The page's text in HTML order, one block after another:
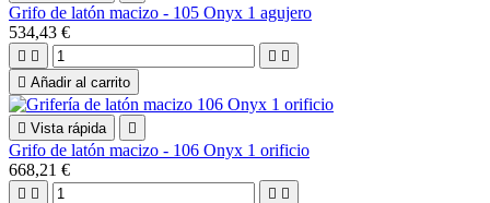
Grifo de latón macizo - 105 Onyx 1 agujero
534,43 €
   
 Añadir al carrito
 Vista rápida 
Grifo de latón macizo - 106 Onyx 1 orificio
668,21 €
   